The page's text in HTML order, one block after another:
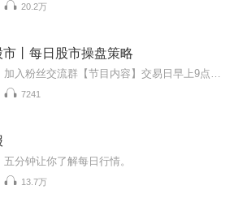
20.2万
丨每日股市操盘策略
7241
分钟让你了解每日行情。
13.7万